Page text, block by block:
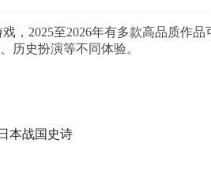
，2025至2026年有多款高品质作
历史扮演等不同体验。
本战国史诗